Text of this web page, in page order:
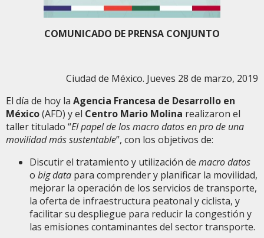
COMUNICADO DE PRENSA CONJUNTO
Ciudad de México. Jueves 28 de marzo, 2019
El día de hoy la Agencia Francesa de Desarrollo en
México(AFD) y el Centro Mario Molina realizaron el
taller titulado “El papel de los macro datos en pro de una
movilidad más sustentable”, con los objetivos de:
Discutir el tratamiento y utilización de macro datos
o big data para comprender y planificar la movilidad,
mejorar la operación de los servicios de transporte,
la oferta de infraestructura peatonal y ciclista, y
facilitar su despliegue para reducir la congestión y
las emisiones contaminantes del sector transporte.